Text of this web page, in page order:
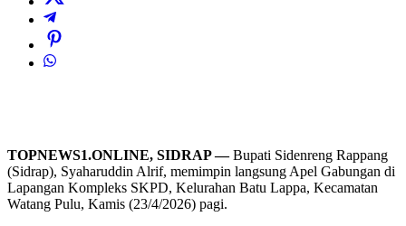
TOPNEWS1.ONLINE, SIDRAP —Bupati Sidenreng Rappang
(Sidrap), Syaharuddin Alrif, memimpin langsung Apel Gabungan di
Lapangan Kompleks SKPD, Kelurahan Batu Lappa, Kecamatan
Watang Pulu, Kamis (23/4/2026) pagi.